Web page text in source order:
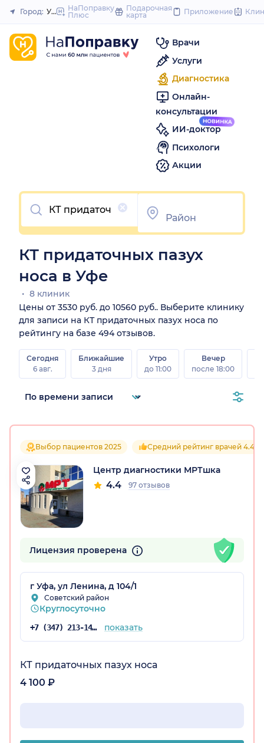
to
Закрыть
Город: Уфа
НаПоправку
Плюс
Подарочная
карта
Приложение
Врачи
Услуги
Диагностика
Онлайн-
консультации
ИИ-доктор
Психологи
Акции
Очистить
КТ придаточных пазух
носа в Уфе
8 клиник
Цены от 3530 руб. до 10560 руб.. Выберите клинику
для записи на КТ придаточных пазух носа по
рейтингу на базе 494 отзывов.
Сегодня
6 авг.
Ближайшие
3 дня
Утро
до 11:00
Вечер
после 18:00
Выбор пациентов 2025 Средний рейтинг врачей 4.4
Центр диагностики МРТшка
4.4 97 отзывов
Лицензия проверена
г Уфа, ул Ленина, д 104/1
Советский район
Круглосуточно
+7 (347) 213-14-25 показать
КТ придаточных пазух носа
4 100 ₽